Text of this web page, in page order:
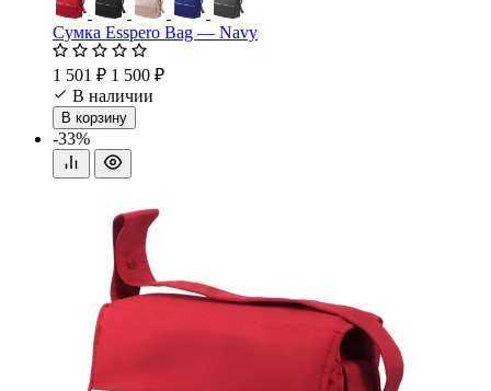
Сумка Esspero Bag — Navy
1 501 ₽ 1 500 ₽
В наличии
В корзину
-33%